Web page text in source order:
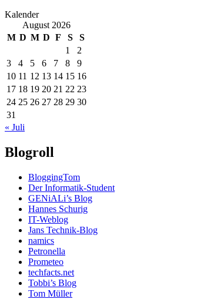
Kalender
August 2026
M D M D F S
S
1
2
3
4 5 6 7 8
9
10 11 12 13 14 15 16
17 18 19 20 21 22 23
24 25 26 27 28 29 30
31
« Juli
Blogroll
BloggingTom
Der Informatik-Student
GENiALi’s Blog
Hannes Schurig
IT-Weblog
Jans Technik-Blog
namics
Petronella
Prometeo
techfacts.net
Tobbi’s Blog
Tom Müller